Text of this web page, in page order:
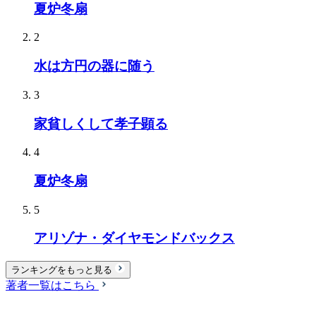
夏炉冬扇
2
水は方円の器に随う
3
家貧しくして孝子顕る
4
夏炉冬扇
5
アリゾナ・ダイヤモンドバックス
ランキングをもっと見る
著者一覧はこちら